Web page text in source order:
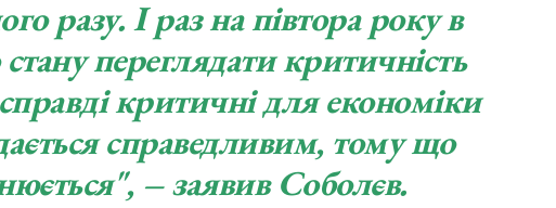
разу. І раз на півтора року в
переглядати критичність
критичні для економіки
справедливим, тому що
– заявив Соболєв.